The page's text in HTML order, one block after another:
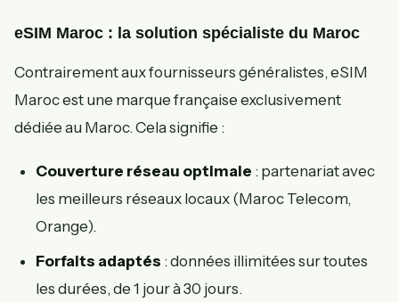
eSIM Maroc : la solution spécialiste du Maroc
Contrairement aux fournisseurs généralistes, eSIM
Maroc est une marque française exclusivement
dédiée au Maroc. Cela signifie :
Couverture réseau optimale : partenariat avec
les meilleurs réseaux locaux (Maroc Telecom,
Orange).
Forfaits adaptés : données illimitées sur toutes
les durées, de 1 jour à 30 jours.